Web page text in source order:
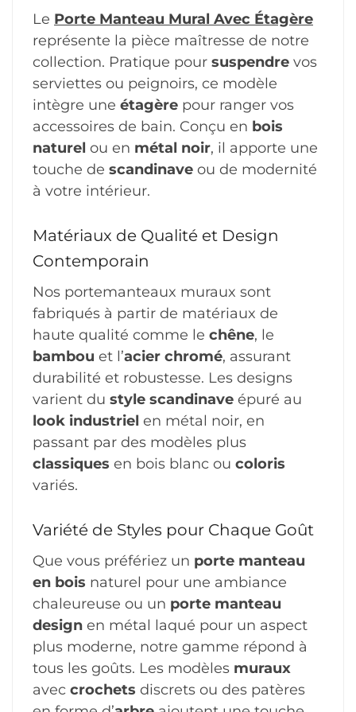
Le Porte Manteau Mural Avec Étagère
représente la pièce maîtresse de notre
collection. Pratique pour suspendre vos
serviettes ou peignoirs, ce modèle
intègre une étagère pour ranger vos
accessoires de bain. Conçu en bois
naturel ou en métal noir, il apporte une
touche de scandinave ou de modernité
à votre intérieur.
Matériaux de Qualité et Design
Contemporain
Nos portemanteaux muraux sont
fabriqués à partir de matériaux de
haute qualité comme le chêne, le
bambou et l’acier chromé, assurant
durabilité et robustesse. Les designs
varient du style scandinave épuré au
look industriel en métal noir, en
passant par des modèles plus
classiques en bois blanc ou coloris
variés.
Variété de Styles pour Chaque Goût
Que vous préfériez un porte manteau
en bois naturel pour une ambiance
chaleureuse ou un porte manteau
design en métal laqué pour un aspect
plus moderne, notre gamme répond à
tous les goûts. Les modèles muraux
avec crochets discrets ou des patères